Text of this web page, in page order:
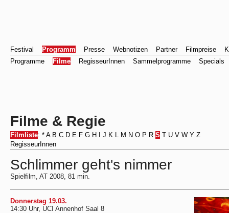
Festival Programm Presse Webnotizen Partner Filmpreise
Programme
Filme RegisseurInnen Sammelprogramme Specials
Filme & Regie
Filmliste: * A B C D E F G H J K L M N O P R S T U V W Y Z
RegisseurInnen
Schlimmer geht's nimmer
Spielfilm, AT 2008, 81 min.
Donnerstag 19.03.
14:30 Uhr, UCI Annenhof Saal 8